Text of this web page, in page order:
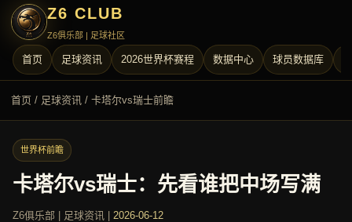
Z6 CLUB
Z6俱乐部 | 足球社区
首页 足球资讯 2026世界杯赛程 数据中心 球员数据库
首页 / 足球资讯 / 卡塔尔vs瑞士前瞻
世界杯前瞻
卡塔尔vs瑞士：先看谁把中场写满
Z6俱乐部 | 足球资讯 | 2026-06-12